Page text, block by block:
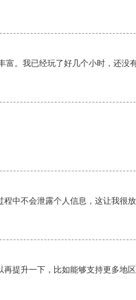
。我已经玩了好几个小时，还没有
中不会泄露个人信息，这让我很
提升一下，比如能够支持更多地区